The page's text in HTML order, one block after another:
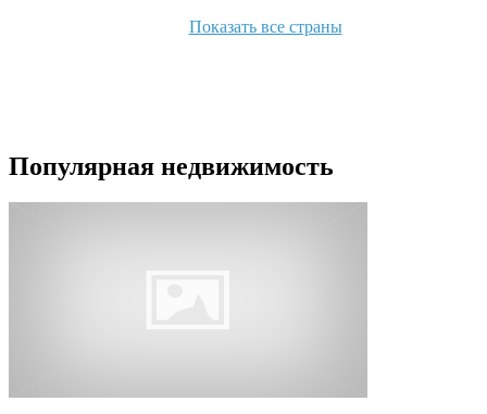
Показать все страны
Популярная недвижимость